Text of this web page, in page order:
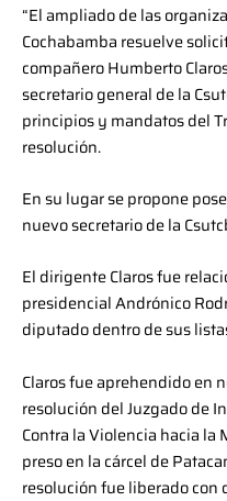
“El ampliado de las
Cochabamba resuelve
compañero Humberto
secretario general de la
principios y mandatos del
resolución.
En su lugar se propone
nuevo secretario de la
El dirigente Claros fue
presidencial Andrónico
diputado dentro de sus
Claros fue aprehendido en
resolución del Juzgado de
Contra la Violencia hacia la
preso en la cárcel de
resolución fue liberado